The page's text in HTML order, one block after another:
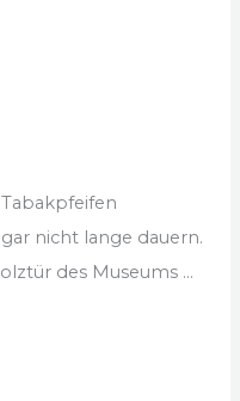
nicht lange dauern.
des Museums ...